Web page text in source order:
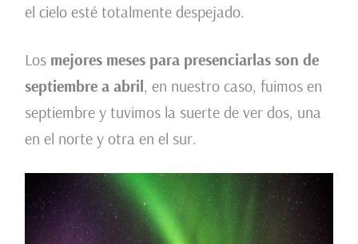
el cielo esté totalmente despejado.
Los mejores meses para presenciarlas son de
septiembre a abril, en nuestro caso, fuimos en
septiembre y tuvimos la suerte de ver dos, una
en el norte y otra en el sur.